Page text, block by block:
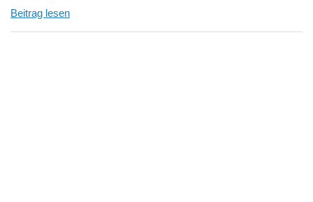
Beitrag lesen